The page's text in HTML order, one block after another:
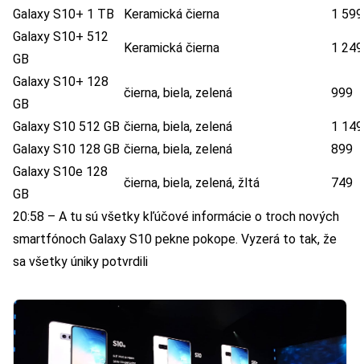
Galaxy S10+ 1 TB
Keramická čierna
1
Galaxy S10+ 512
GB
Keramická čierna 1
Galaxy S10+ 128
GB
čierna, biela, zelená 999
Galaxy S10 512 GB čierna, biela, zelená
1
Galaxy S10 128 GB čierna, biela, zelená
899
Galaxy S10e 128
GB
čierna, biela, zelená, žltá 749
20:58 – A tu sú všetky kľúčové informácie o troch nových
smartfónoch Galaxy S10 pekne pokope. Vyzerá to tak, že
sa všetky úniky potvrdili